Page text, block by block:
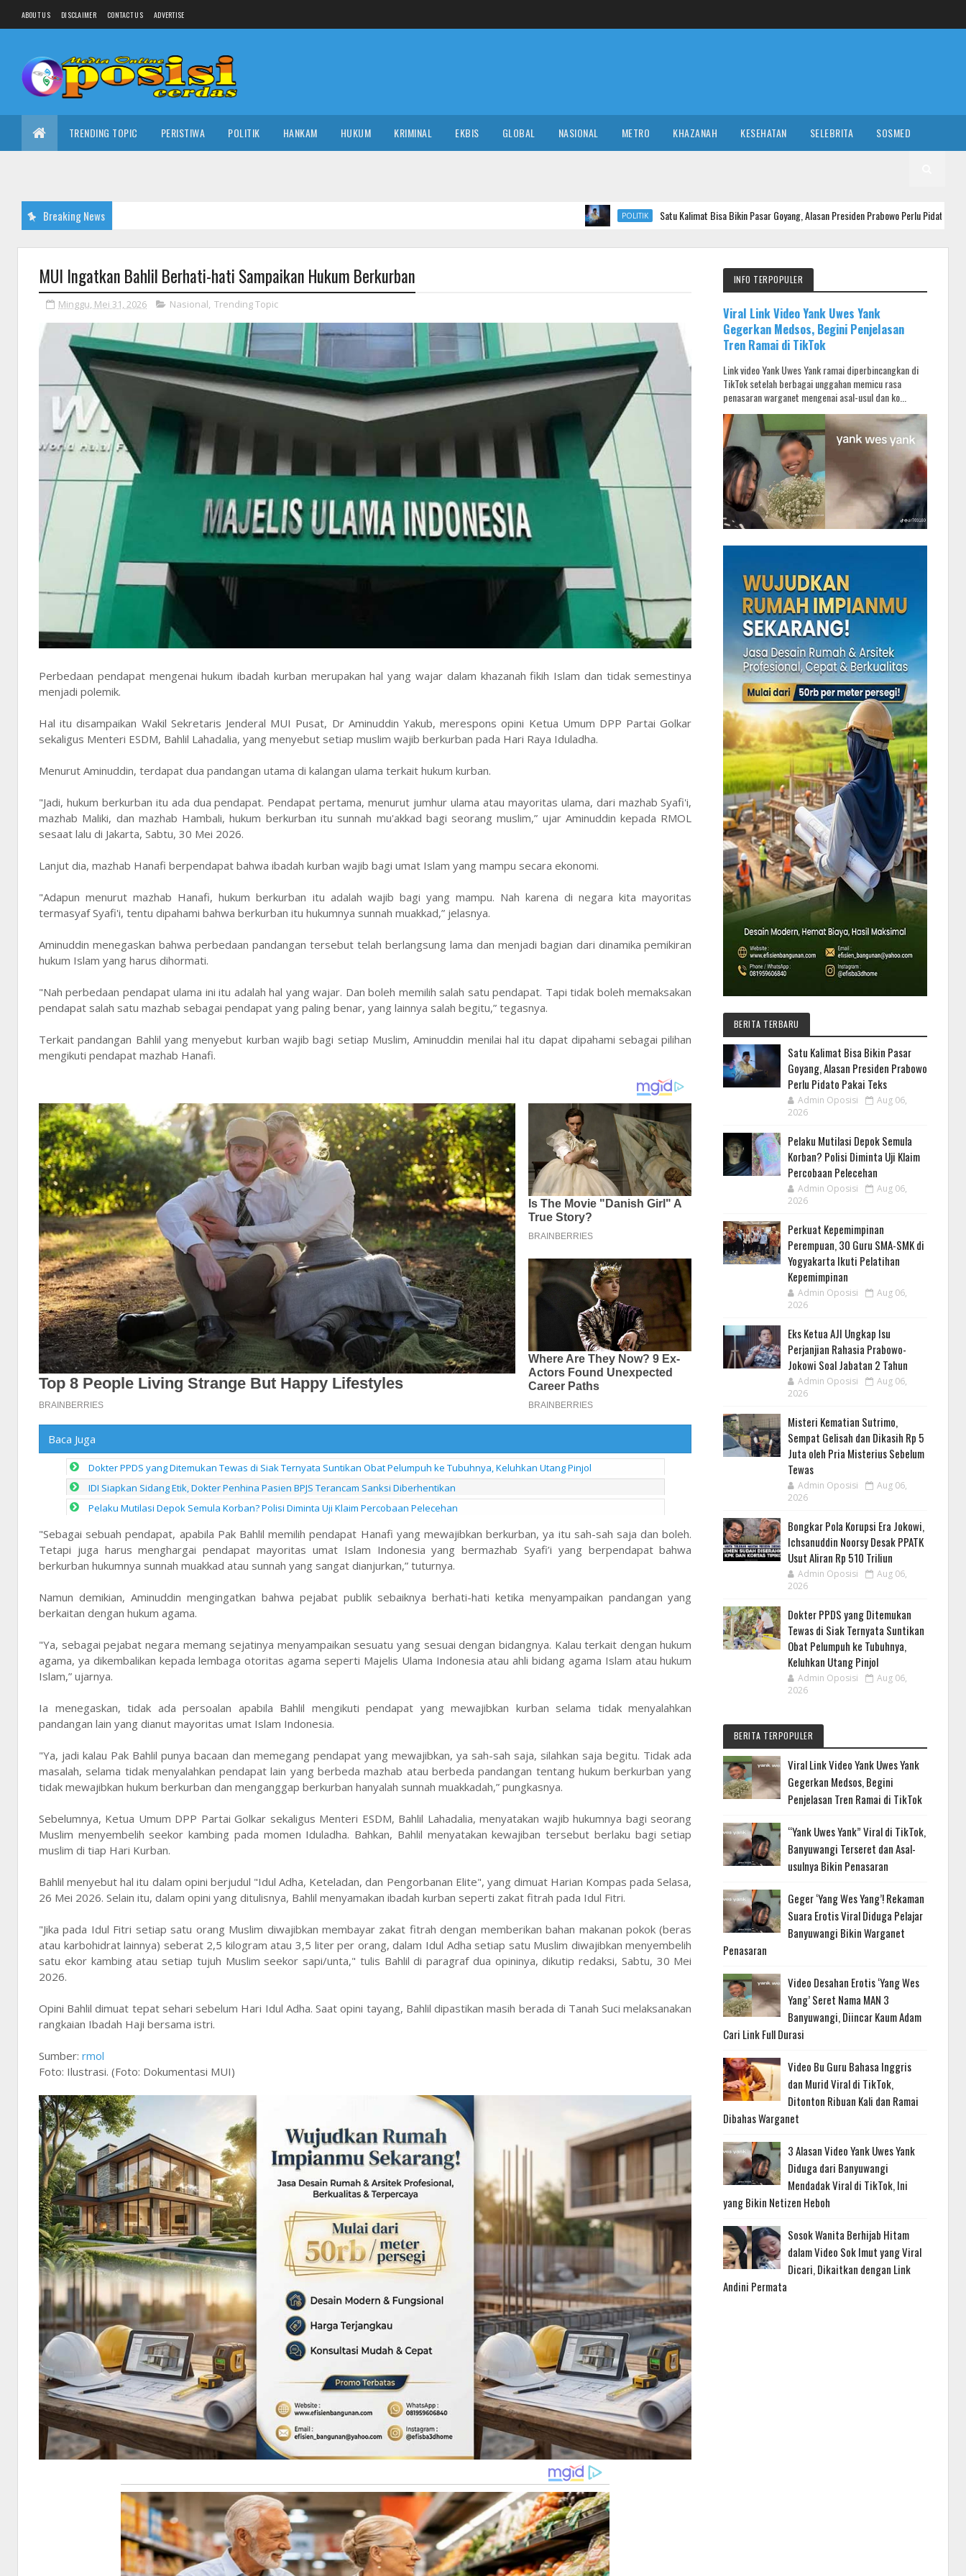
ABOUT US DISCLAIMER CONTACT US ADVERTISE
TRENDING TOPIC PERISTIWA POLITIK HANKAM HUKUM KRIMINAL EKBIS GLOBAL NASIONAL METRO KHAZANAH KESEHATAN SELEBRITA SOSMED
Breaking News Satu Kalimat Bisa Bikin Pasar Goyang, Alasan Presiden Prabowo Perlu Pidato Pakai Teks
MUI Ingatkan Bahlil Berhati-hati Sampaikan Hukum Berkurban
Minggu, Mei 31, 2026 Nasional, Trending Topic
Perbedaan pendapat mengenai hukum ibadah kurban merupakan hal yang wajar dalam khazanah fikih Islam dan tidak semestinya
menjadi polemik.
Hal itu disampaikan Wakil Sekretaris Jenderal MUI Pusat, Dr Aminuddin Yakub, merespons opini Ketua Umum DPP Partai Golkar
sekaligus Menteri ESDM, Bahlil Lahadalia, yang menyebut setiap muslim wajib berkurban pada Hari Raya Iduladha.
Menurut Aminuddin, terdapat dua pandangan utama di kalangan ulama terkait hukum kurban.
"Jadi, hukum berkurban itu ada dua pendapat. Pendapat pertama, menurut jumhur ulama atau mayoritas ulama, dari mazhab Syafi'i,
mazhab Maliki, dan mazhab Hambali, hukum berkurban itu sunnah mu'akkad bagi seorang muslim,” ujar Aminuddin kepada RMOL
sesaat lalu di Jakarta, Sabtu, 30 Mei 2026.
Lanjut dia, mazhab Hanafi berpendapat bahwa ibadah kurban wajib bagi umat Islam yang mampu secara ekonomi.
"Adapun menurut mazhab Hanafi, hukum berkurban itu adalah wajib bagi yang mampu. Nah karena di negara kita mayoritas
termasyaf Syafi'i, tentu dipahami bahwa berkurban itu hukumnya sunnah muakkad,” jelasnya.
Aminuddin menegaskan bahwa perbedaan pandangan tersebut telah berlangsung lama dan menjadi bagian dari dinamika pemikiran
hukum Islam yang harus dihormati.
"Nah perbedaan pendapat ulama ini itu adalah hal yang wajar. Dan boleh memilih salah satu pendapat. Tapi tidak boleh memaksakan
pendapat salah satu mazhab sebagai pendapat yang paling benar, yang lainnya salah begitu,” tegasnya.
Terkait pandangan Bahlil yang menyebut kurban wajib bagi setiap Muslim, Aminuddin menilai hal itu dapat dipahami sebagai pilihan
mengikuti pendapat mazhab Hanafi.
Baca Juga
Dokter PPDS yang Ditemukan Tewas di Siak Ternyata Suntikan Obat Pelumpuh ke Tubuhnya, Keluhkan Utang Pinjol
IDI Siapkan Sidang Etik, Dokter Penhina Pasien BPJS Terancam Sanksi Diberhentikan
Pelaku Mutilasi Depok Semula Korban? Polisi Diminta Uji Klaim Percobaan Pelecehan
"Sebagai sebuah pendapat, apabila Pak Bahlil memilih pendapat Hanafi yang mewajibkan berkurban, ya itu sah-sah saja dan boleh.
Tetapi juga harus menghargai pendapat mayoritas umat Islam Indonesia yang bermazhab Syafi’i yang berpendapat bahwa
berkurban hukumnya sunnah muakkad atau sunnah yang sangat dianjurkan,” tuturnya.
Namun demikian, Aminuddin mengingatkan bahwa pejabat publik sebaiknya berhati-hati ketika menyampaikan pandangan yang
berkaitan dengan hukum agama.
"Ya, sebagai pejabat negara memang sejatinya menyampaikan sesuatu yang sesuai dengan bidangnya. Kalau terkait dengan hukum
agama, ya dikembalikan kepada lembaga otoritas agama seperti Majelis Ulama Indonesia atau ahli bidang agama Islam atau hukum
Islam,” ujarnya.
Ia menegaskan, tidak ada persoalan apabila Bahlil mengikuti pendapat yang mewajibkan kurban selama tidak menyalahkan
pandangan lain yang dianut mayoritas umat Islam Indonesia.
"Ya, jadi kalau Pak Bahlil punya bacaan dan memegang pendapat yang mewajibkan, ya sah-sah saja, silahkan saja begitu. Tidak ada
masalah, selama tidak menyalahkan pendapat lain yang berbeda mazhab atau berbeda pandangan tentang hukum berkurban yang
tidak mewajibkan hukum berkurban dan menganggap berkurban hanyalah sunnah muakkadah,” pungkasnya.
Sebelumnya, Ketua Umum DPP Partai Golkar sekaligus Menteri ESDM, Bahlil Lahadalia, menyatakan wajib hukumnya bagi seorang
Muslim menyembelih seekor kambing pada momen Iduladha. Bahkan, Bahlil menyatakan kewajiban tersebut berlaku bagi setiap
muslim di tiap Hari Kurban.
Bahlil menyebut hal itu dalam opini berjudul "Idul Adha, Keteladan, dan Pengorbanan Elite", yang dimuat Harian Kompas pada Selasa,
26 Mei 2026. Selain itu, dalam opini yang ditulisnya, Bahlil menyamakan ibadah kurban seperti zakat fitrah pada Idul Fitri.
"Jika pada Idul Fitri setiap satu orang Muslim diwajibkan membayar zakat fitrah dengan memberikan bahan makanan pokok (beras
atau karbohidrat lainnya) seberat 2,5 kilogram atau 3,5 liter per orang, dalam Idul Adha setiap satu Muslim diwajibkan menyembelih
satu ekor kambing atau setiap tujuh Muslim seekor sapi/unta," tulis Bahlil di paragraf dua opininya, dikutip redaksi, Sabtu, 30 Mei
2026.
Opini Bahlil dimuat tepat sehari sebelum Hari Idul Adha. Saat opini tayang, Bahlil dipastikan masih berada di Tanah Suci melaksanakan
rangkaian Ibadah Haji bersama istri.
Sumber: rmol
Foto: Ilustrasi. (Foto: Dokumentasi MUI)
INFO TERPOPULER
Viral Link Video Yank Uwes Yank
Gegerkan Medsos, Begini Penjelasan
Tren Ramai di TikTok
Link video Yank Uwes Yank ramai diperbincangkan di
TikTok setelah berbagai unggahan memicu rasa
penasaran warganet mengenai asal-usul dan ko...
BERITA TERBARU
Satu Kalimat Bisa Bikin Pasar
Goyang, Alasan Presiden Prabowo
Perlu Pidato Pakai Teks
Admin Oposisi
Aug 06,
2026
Pelaku Mutilasi Depok Semula
Korban? Polisi Diminta Uji Klaim
Percobaan Pelecehan
Admin Oposisi
Aug 06,
2026
Perkuat Kepemimpinan
Perempuan, 30 Guru SMA-SMK di
Yogyakarta Ikuti Pelatihan
Kepemimpinan
Admin Oposisi
Aug 06,
2026
Eks Ketua AJI Ungkap Isu
Perjanjian Rahasia Prabowo-
Jokowi Soal Jabatan 2 Tahun
Admin Oposisi
Aug 06,
2026
Misteri Kematian Sutrimo,
Sempat Gelisah dan Dikasih Rp 5
Juta oleh Pria Misterius Sebelum
Tewas
Admin Oposisi
Aug 06,
2026
Bongkar Pola Korupsi Era Jokowi,
Ichsanuddin Noorsy Desak PPATK
Usut Aliran Rp 510 Triliun
Admin Oposisi
Aug 06,
2026
Dokter PPDS yang Ditemukan
Tewas di Siak Ternyata Suntikan
Obat Pelumpuh ke Tubuhnya,
Keluhkan Utang Pinjol
Admin Oposisi
Aug 06,
2026
BERITA TERPOPULER
Viral Link Video Yank Uwes Yank
Gegerkan Medsos, Begini
Penjelasan Tren Ramai di TikTok
“Yank Uwes Yank” Viral di TikTok,
Banyuwangi Terseret dan Asal-
usulnya Bikin Penasaran
Geger ‘Yang Wes Yang’! Rekaman
Suara Erotis Viral Diduga Pelajar
Banyuwangi Bikin Warganet
Penasaran
Video Desahan Erotis ‘Yang Wes
Yang’ Seret Nama MAN 3
Banyuwangi, Diincar Kaum Adam
Cari Link Full Durasi
Video Bu Guru Bahasa Inggris
dan Murid Viral di TikTok,
Ditonton Ribuan Kali dan Ramai
Dibahas Warganet
3 Alasan Video Yank Uwes Yank
Diduga dari Banyuwangi
Mendadak Viral di TikTok, Ini
yang Bikin Netizen Heboh
Sosok Wanita Berhijab Hitam
dalam Video Sok Imut yang Viral
Dicari, Dikaitkan dengan Link
Andini Permata